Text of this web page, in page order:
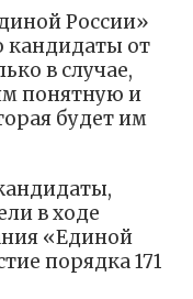
России»
кандидаты от
в случае,
понятную и
будет им
в ходе
«Единой
порядка 171